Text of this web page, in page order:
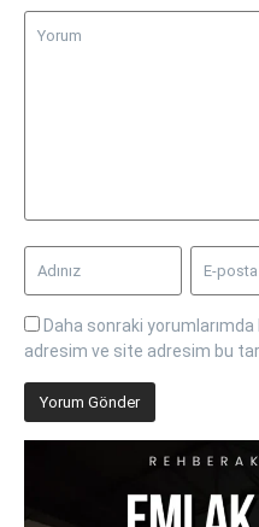
Daha sonraki yorumlarımda
adresim ve site adresim bu